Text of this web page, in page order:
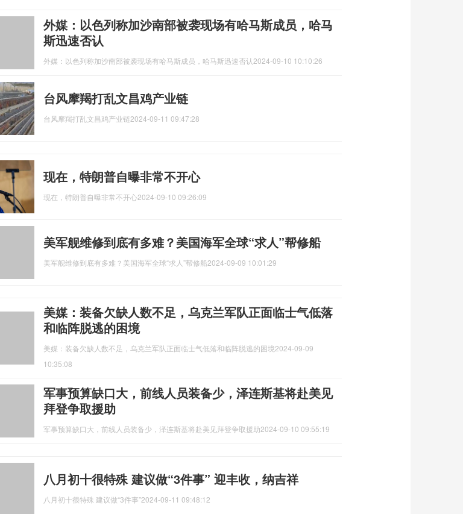
外媒：以色列称加沙南部被袭现场有哈马斯成员，哈马
斯迅速否认
外媒：以色列称加沙南部被袭现场有哈马斯成员，哈马斯迅速否认2024-09-10 10:10:26
台风摩羯打乱文昌鸡产业链
台风摩羯打乱文昌鸡产业链2024-09-11 09:47:28
现在，特朗普自曝非常不开心
现在，特朗普自曝非常不开心2024-09-10 09:26:09
美军舰维修到底有多难？美国海军全球“求人”帮修船
美军舰维修到底有多难？美国海军全球“求人”帮修船2024-09-09 10:01:29
美媒：装备欠缺人数不足，乌克兰军队正面临士气低落
和临阵脱逃的困境
美媒：装备欠缺人数不足，乌克兰军队正面临士气低落和临阵脱逃的困境2024-09-09
10:35:08
军事预算缺口大，前线人员装备少，泽连斯基将赴美见
拜登争取援助
军事预算缺口大，前线人员装备少，泽连斯基将赴美见拜登争取援助2024-09-10 09:55:19
八月初十很特殊 建议做“3件事” 迎丰收，纳吉祥
八月初十很特殊 建议做“3件事”2024-09-11 09:48:12